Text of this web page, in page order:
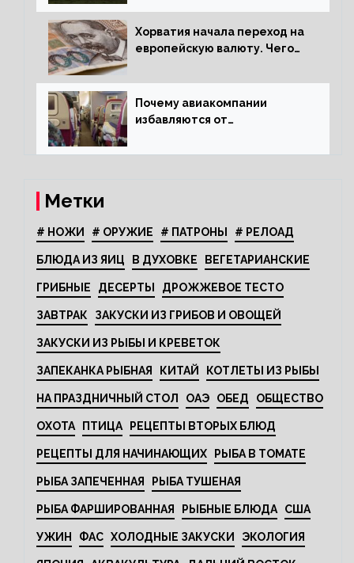
Хорватия начала переход на
европейскую валюту. Чего
Почему авиакомпании
избавляются от
Метки
# НОЖИ # ОРУЖИЕ # ПАТРОНЫ # РЕЛОАД
БЛЮДА ИЗ ЯИЦ В ДУХОВКЕ ВЕГЕТАРИАНСКИЕ
ГРИБНЫЕ ДЕСЕРТЫ ДРОЖЖЕВОЕ ТЕСТО
ЗАВТРАК ЗАКУСКИ ИЗ ГРИБОВ И ОВОЩЕЙ
ЗАКУСКИ ИЗ РЫБЫ И КРЕВЕТОК
ЗАПЕКАНКА РЫБНАЯ КИТАЙ КОТЛЕТЫ ИЗ РЫБЫ
НА ПРАЗДНИЧНЫЙ СТОЛ ОАЭ ОБЕД ОБЩЕСТВО
ОХОТА ПТИЦА РЕЦЕПТЫ ВТОРЫХ БЛЮД
РЕЦЕПТЫ ДЛЯ НАЧИНАЮЩИХ РЫБА В ТОМАТЕ
РЫБА ЗАПЕЧЕННАЯ РЫБА ТУШЕНАЯ
РЫБА ФАРШИРОВАННАЯ РЫБНЫЕ БЛЮДА США
УЖИН ФАС ХОЛОДНЫЕ ЗАКУСКИ ЭКОЛОГИЯ